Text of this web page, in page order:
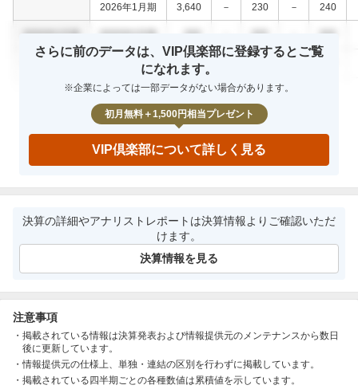
2026年1月期 3,640 － 230 － 240
0000年0月期 0000年0月期 000 000 000
0000年0月期 000
0000年0月期 0000年0月期 000 － 000
さらに前のデータは、VIP倶楽部に登録するとご覧
になれます。
※企業によっては一部データがない場合があります。
初月無料＋1,500円相当プレゼント
VIP倶楽部について詳しく見る
決算の詳細やアナリストレポートは決算情報よりご確認いただ
けます。
決算情報を見る
注意事項
掲載されている情報は決算発表および情報提供元のメンテナンスから数日
後に更新しています。
情報提供元の仕様上、単独・連結の区別を行わずに掲載しています。
掲載されている四半期ごとの各種数値は累積値を示しています。